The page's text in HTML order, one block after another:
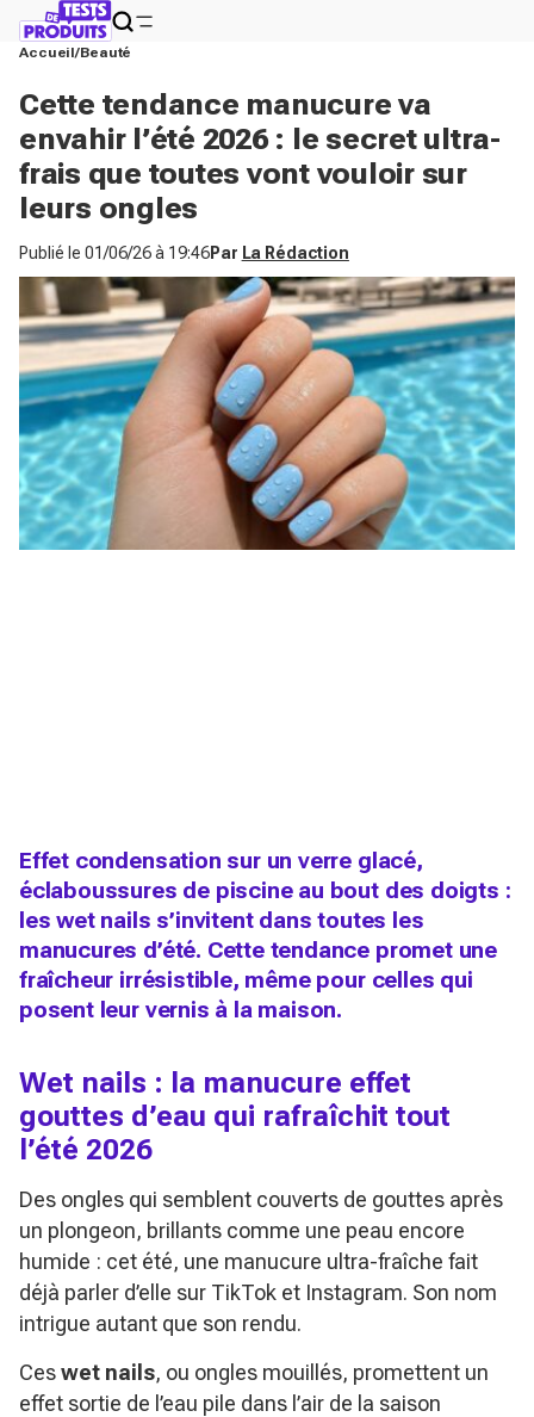
Accueil Beauté
Cette tendance manucure va
envahir l’été 2026 : le secret ultra-
frais que toutes vont vouloir sur
leurs ongles
Publié le 01/06/26 à 19:46Par La Rédaction
Effet condensation sur un verre glacé,
éclaboussures de piscine au bout des doigts :
les wet nails s’invitent dans toutes les
manucures d’été. Cette tendance promet une
fraîcheur irrésistible, même pour celles qui
posent leur vernis à la maison.
Wet nails : la manucure effet
gouttes d’eau qui rafraîchit tout
l’été 2026
Des ongles qui semblent couverts de gouttes après
un plongeon, brillants comme une peau encore
humide : cet été, une manucure ultra-fraîche fait
déjà parler d’elle sur TikTok et Instagram. Son nom
intrigue autant que son rendu.
Ceswet nails, ou ongles mouillés, promettent un
effet sortie de l’eau pile dans l’air de la saison